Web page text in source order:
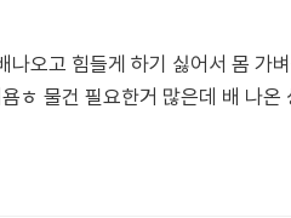
오고 힘들게 하기 싫어서 몸 가
ㅎ 물건 필요한거 많은데 배 나